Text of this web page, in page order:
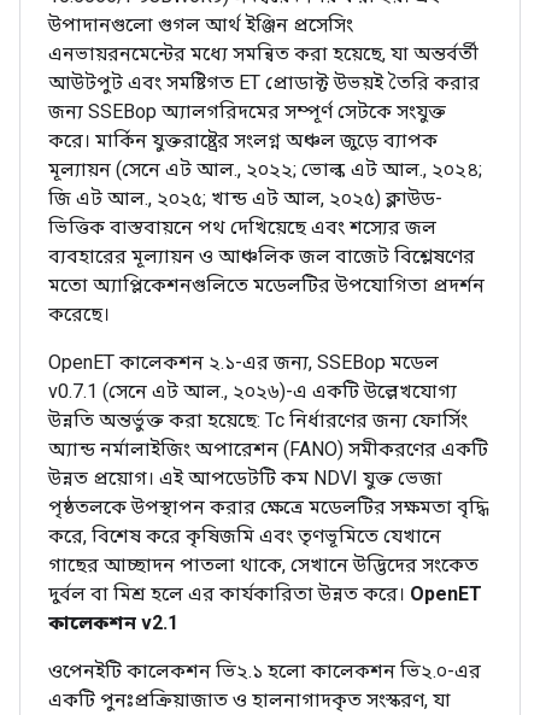
উপাদানগুলো গুগল আর্থ ইঞ্জিন প্রসেসিং
এনভায়রনমেন্টের মধ্যে সমন্বিত করা হয়েছে, যা অন্তর্বর্তী
আউটপুট এবং সমষ্টিগত ET প্রোডাক্ট উভয়ই তৈরি করার
জন্য SSEBop অ্যালগরিদমের সম্পূর্ণ সেটকে সংযুক্ত
করে। মার্কিন যুক্তরাষ্ট্রের সংলগ্ন অঞ্চল জুড়ে ব্যাপক
মূল্যায়ন (সেনে এট আল., ২০২২; ভোল্ক এট আল., ২০২৪;
জি এট আল., ২০২৫; খান্ড এট আল, ২০২৫) ক্লাউড-
ভিত্তিক বাস্তবায়নে পথ দেখিয়েছে এবং শস্যের জল
ব্যবহারের মূল্যায়ন ও আঞ্চলিক জল বাজেট বিশ্লেষণের
মতো অ্যাপ্লিকেশনগুলিতে মডেলটির উপযোগিতা প্রদর্শন
করেছে।
OpenET কালেকশন ২.১-এর জন্য, SSEBop মডেল
v0.7.1 (সেনে এট আল., ২০২৬)-এ একটি উল্লেখযোগ্য
উন্নতি অন্তর্ভুক্ত করা হয়েছে: Tc নির্ধারণের জন্য ফোর্সিং
অ্যান্ড নর্মালাইজিং অপারেশন (FANO) সমীকরণের একটি
উন্নত প্রয়োগ। এই আপডেটটি কম NDVI যুক্ত ভেজা
পৃষ্ঠতলকে উপস্থাপন করার ক্ষেত্রে মডেলটির সক্ষমতা বৃদ্ধি
করে, বিশেষ করে কৃষিজমি এবং তৃণভূমিতে যেখানে
গাছের আচ্ছাদন পাতলা থাকে, সেখানে উদ্ভিদের সংকেত
দুর্বল বা মিশ্র হলে এর কার্যকারিতা উন্নত করে। OpenET
কালেকশন v2.1
ওপেনইটি কালেকশন ভি২.১ হলো কালেকশন ভি২.০-এর
একটি পুনঃপ্রক্রিয়াজাত ও হালনাগাদকৃত সংস্করণ, যা